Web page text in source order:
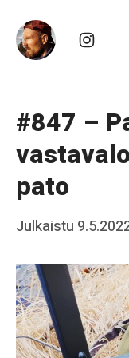
content
#847 –
pato
Posted
Julkaistu
y
J
a
a